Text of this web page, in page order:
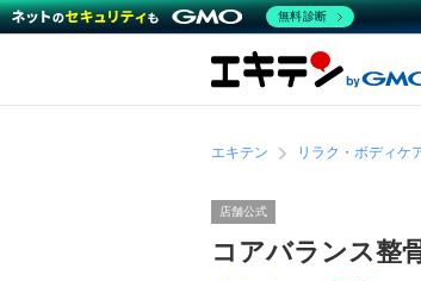
エキテン リラク・ボディケ
店舗公式
コアバランス整
無料診断